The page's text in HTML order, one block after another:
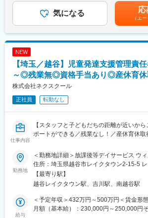
価値観や適職を見極める「やりがいを見つ
ム」で職場定着率92.2％（2021年度実績
フィス空間での訓練や、オリジナルのテキ
■ゆくゆくお任せしたいこと
＜事業運営＞
・英語教育事業全体の収益向上
・外国人講師のマネジメント
レッスンを身につけたのち、英語事業部長
わっていただきます。
午前中は事務作業やレッスンの準備を行い
午後の時間に 1 日 2 コマのレッスンを実
※日によっては、複数の園でレッスンを行
「Jolly Phonics」を使った学習法で、2 歳
対象としています
■組織構成
英語教育事業部 28名
（1年目／3ヶ月、2年目／3.5ヶ月、3年目
代超過分は別途支給賃金はあくまでも目安
通じて上下する可能性があります。月給(
表記です。
気になる 応
（エ
NEW
【埼玉／越谷】児童発達支援管理責
～◎残業無◎資格手当あり◎産休育休
株式会社ネクスクール
正社員 転勤なし
仕事内容
【スタッフと子どもだちの距離が近いか
ポートができる／残業なし！／産休育休取
■業務概要：
障害がある小学校1年生～高校3年生までの
をするお仕事です。
■具体的には…
・児童の支援計画書の作成
・連絡業務
勤務地
＜勤務地詳細＞放課後等デイサービス ウ
住所：埼玉県越谷市レイクタウン2-15-5 レ
喫煙対策：屋内全面禁煙変更の範囲：無
【最寄り駅】
越谷レイクタウン駅、吉川駅、南越谷駅
給与
＜予定年収＞432万円～500万円＜賃金形
月額（基本給）：230,000円～250,000円